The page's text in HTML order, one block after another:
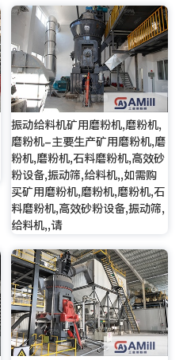
振动给料机矿用磨粉机,磨粉机,
磨粉机-主要生产矿用磨粉机,磨
粉机,磨粉机,石料磨粉机,高效砂
粉设备,振动筛,给料机,,如需购
买矿用磨粉机,磨粉机,磨粉机,石
料磨粉机,高效砂粉设备,振动筛,
给料机,,请